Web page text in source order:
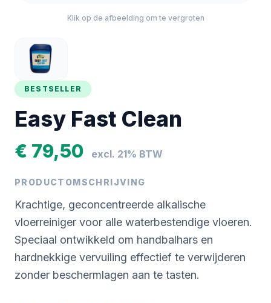
Klik op de afbeelding om te vergroten
BESTSELLER
Easy Fast Clean
€ 79,50 excl. 21% BTW
PRODUCTOMSCHRIJVING
Krachtige, geconcentreerde alkalische
vloerreiniger voor alle waterbestendige vloeren.
Speciaal ontwikkeld om handbalhars en
hardnekkige vervuiling effectief te verwijderen
zonder beschermlagen aan te tasten.